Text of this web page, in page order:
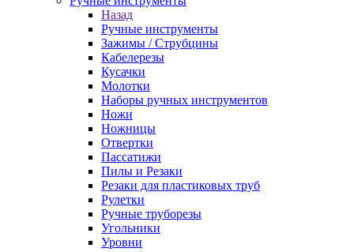
Назад
Ручные инструменты
Зажимы / Струбцины
Кабелерезы
Кусачки
Молотки
Наборы ручных инструментов
Ножи
Ножницы
Отвертки
Пассатижи
Пилы и Резаки
Резаки для пластиковых труб
Рулетки
Ручные труборезы
Угольники
Уровни